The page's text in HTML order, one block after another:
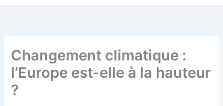
Changement climatique :
l’Europe est-elle à la hauteur
?